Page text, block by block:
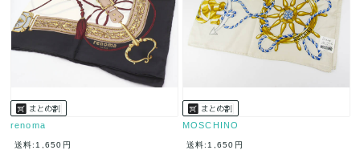
renoma
送料:1,650円
MOSCHINO
送料:1,650円